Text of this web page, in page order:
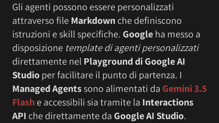
Gli agenti possono essere personalizzati
attraverso file Markdownche definiscono
istruzioni e skill specifiche. Googleha messo a
disposizione template di agenti personalizzati
direttamente nel Playground di Google AI
Studioper facilitare il punto di partenza. I
Managed Agentssono alimentati da Gemini 3.5
Flash e accessibili sia tramite la Interactions
API che direttamente da Google AI Studio.